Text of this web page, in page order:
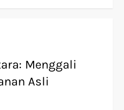
Menggali
Asli